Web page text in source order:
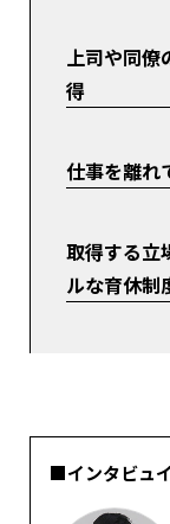
上司や同
得
仕事を離れ
取得する立
ルな育休制
■インタビュ